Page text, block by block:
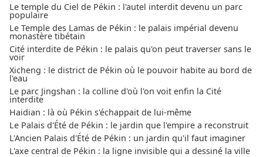
Le temple du Ciel de Pékin : l'autel interdit devenu un parc
populaire
Le Temple des Lamas de Pékin : le palais impérial devenu
monastère tibétain
Cité interdite de Pékin : le palais qu'on peut traverser sans le
voir
Xicheng : le district de Pékin où le pouvoir habite au bord de
l'eau
Le parc Jingshan : la colline d'où l'on voit enfin la Cité
interdite
Haidian : là où Pékin s'échappait de lui-même
Le Palais d'Été de Pékin : le jardin que l'empire a reconstruit
L'Ancien Palais d'Été de Pékin : un jardin qu'il faut imaginer
L'axe central de Pékin : la ligne invisible qui a dessiné la ville